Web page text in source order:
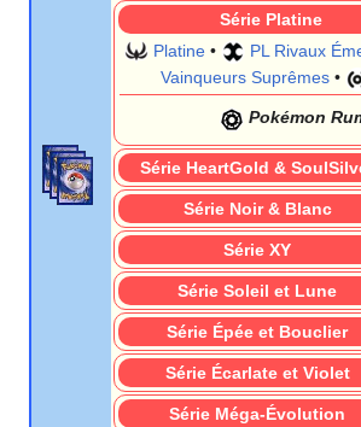
Série Platine
Platine• PL Rivaux
Vainqueurs Suprêmes •
Pokémon
Série HeartGold &
Série Noir & Blanc
Série XY
Série Soleil et Lune
Série Épée et Bouclier
Série Écarlate et Violet
Série Méga-Évolution